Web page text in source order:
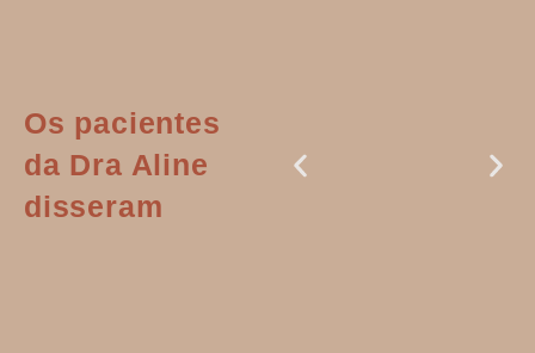
Os pacientes
da Dra Aline
disseram